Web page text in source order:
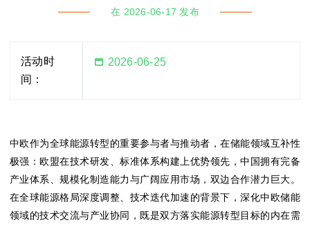
在 2026-06-17 发布
活动时
间：
 2026-06-25
中欧作为全球能源转型的重要参与者与推动者，在储能领域互补性
极强：欧盟在技术研发、标准体系构建上优势领先，中国拥有完备
产业体系、规模化制造能力与广阔应用市场，双边合作潜力巨大。
在全球能源格局深度调整、技术迭代加速的背景下，深化中欧储能
领域的技术交流与产业协同，既是双方落实能源转型目标的内在需